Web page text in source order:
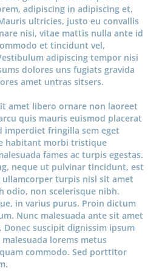
adipiscing in adipiscing et,
ultricies, justo eu convallis
nisi, vitae mattis nulla ante id
et tincidunt vel,
adipiscing tempor nisi
dolores uns fugiats gravida
amet untras sitsers.
amet libero ornare non laoreet
quis mauris euismod placerat
imperdiet fringilla sem eget
habitant morbi tristique
fames ac turpis egestas.
neque ut pulvinar tincidunt, est
ullamcorper turpis nisl sit amet
odio, non scelerisque nibh.
in varius purus. Proin dictum
Nunc malesuada ante sit amet
suscipit dignissim ipsum
lorems metus
commodo. Sed porttitor